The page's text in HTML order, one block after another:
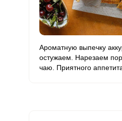
Ароматную выпечку
остужаем. Нарезаем
чаю. Приятного